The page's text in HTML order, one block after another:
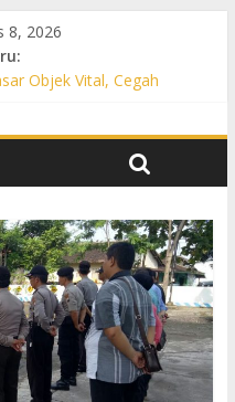
8, 2026
Objek Vital, Cegah
Kamtibmas
Rawan, Cegah 3C hingga
Perbankan hingga
Kamtibmas
Sisir Belasan Desa, Cegah